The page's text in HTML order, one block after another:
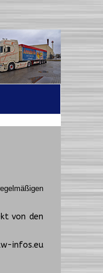
von den
infos.eu